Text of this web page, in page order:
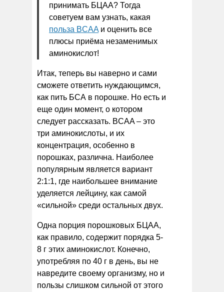
принимать БЦАА? Тогда
советуем вам узнать, какая
польза BCAA и оценить все
плюсы приёма незаменимых
аминокислот!
Итак, теперь вы наверно и сами
сможете ответить нуждающимся,
как пить БСА в порошке. Но есть и
еще один момент, о котором
следует рассказать. BCAA – это
три аминокислоты, и их
концентрация, особенно в
порошках, различна. Наиболее
популярным является вариант
2:1:1, где наибольшее внимание
уделяется лейцину, как самой
«сильной» среди остальных двух.
Одна порция порошковых БЦАА,
как правило, содержит порядка 5-
8 г этих аминокислот. Конечно,
употребляя по 40 г в день, вы не
навредите своему организму, но и
пользы слишком сильной от этого